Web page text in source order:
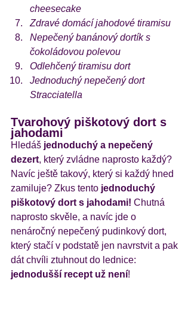
cheesecake
Zdravé domácí jahodové tiramisu
Nepečený banánový dortík s
čokoládovou polevou
Odlehčený tiramisu dort
Jednoduchý nepečený dort
Stracciatella
Tvarohový piškotový dort s
jahodami
Hledáš jednoduchý a nepečený
dezert, který zvládne naprosto každý?
Navíc ještě takový, který si každý hned
zamiluje? Zkus tento jednoduchý
piškotový dort s jahodami! Chutná
naprosto skvěle, a navíc jde o
nenáročný nepečený pudinkový dort,
který stačí v podstatě jen navrstvit a pak
dát chvíli ztuhnout do lednice:
jednodušší recept už není!